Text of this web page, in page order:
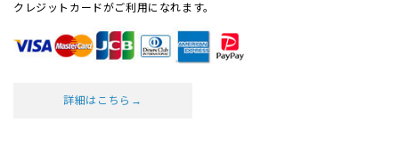
クレジットカードがご利用になれます。
詳細はこちら→